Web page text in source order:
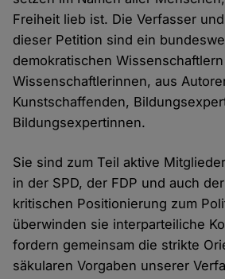
Freiheit lieb ist. Die Verfasser
dieser Petition sind ein
demokratischen
Wissenschaftlerinnen, aus
Kunstschaffenden,
Bildungsexpertinnen.
Sie sind zum Teil aktive
in der SPD, der FDP und auch
kritischen Positionierung zum
überwinden sie interparteiliche
fordern gemeinsam die strikte
säkularen Vorgaben unserer